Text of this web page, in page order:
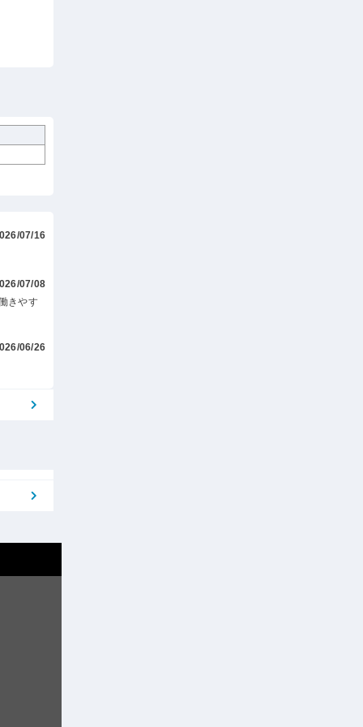
07/16
07/08
きやす
06/26